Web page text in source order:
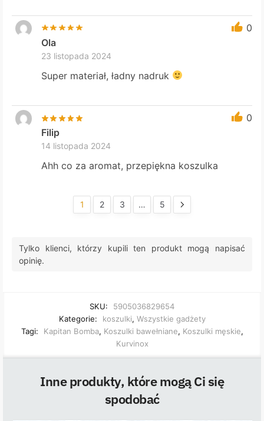
0
Ola
23 listopada 2024
Super materiał, ładny nadruk
0
Filip
14 listopada 2024
Ahh co za aromat, przepiękna koszulka
1 2 3 … 5
Tylko klienci, którzy kupili ten produkt mogą napisać
opinię.
SKU:
5905036829654
Kategorie:
koszulki, Wszystkie gadżety
Tagi:
Kapitan Bomba, Koszulki bawełniane, Koszulki męskie,
Kurvinox
Inne produkty, które mogą Ci się
spodobać